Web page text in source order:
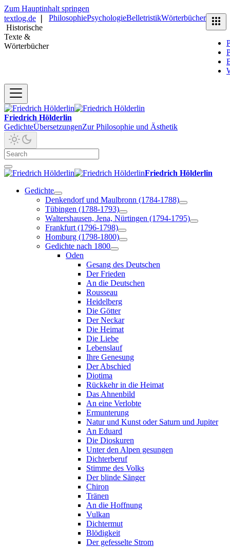
Zum Hauptinhalt springen
textlog.de
Historische
Texte &
Wörterbücher
PhilosophiePsychologieBelletristikWörterbücher
Friedrich Hölderlin
GedichteÜbersetzungenZur Philosophie und Ästhetik
Friedrich Hölderlin
Gedichte
Denkendorf und Maulbronn (1784-1788)
Tübingen (1788-1793)
Waltershausen, Jena, Nürtingen (1794-1795)
Frankfurt (1796-1798)
Homburg (1798-1800)
Gedichte nach 1800
Oden
Gesang des Deutschen
Der Frieden
An die Deutschen
Rousseau
Heidelberg
Die Götter
Der Neckar
Die Heimat
Die Liebe
Lebenslauf
Ihre Genesung
Der Abschied
Diotima
Rückkehr in die Heimat
Das Ahnenbild
An eine Verlobte
Ermunterung
Natur und Kunst oder Saturn und Jupiter
An Eduard
Die Dioskuren
Unter den Alpen gesungen
Dichterberuf
Stimme des Volks
Der blinde Sänger
Chiron
Tränen
An die Hoffnung
Vulkan
Dichtermut
Blödigkeit
Der gefesselte Strom